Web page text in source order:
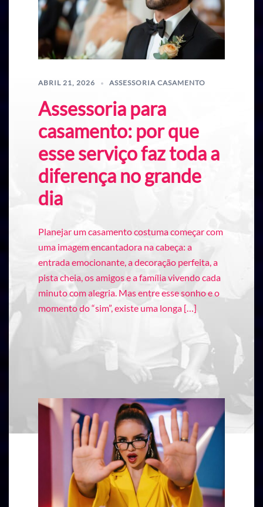
ABRIL 21, 2026 ASSESSORIA CASAMENTO
Assessoria para
casamento: por que
esse serviço faz toda a
diferença no grande
dia
Planejar um casamento costuma começar com
uma imagem encantadora na cabeça: a
entrada emocionante, a decoração perfeita, a
pista cheia, os amigos e a família vivendo cada
minuto com alegria. Mas entre esse sonho e o
momento do “sim”, existe uma longa […]